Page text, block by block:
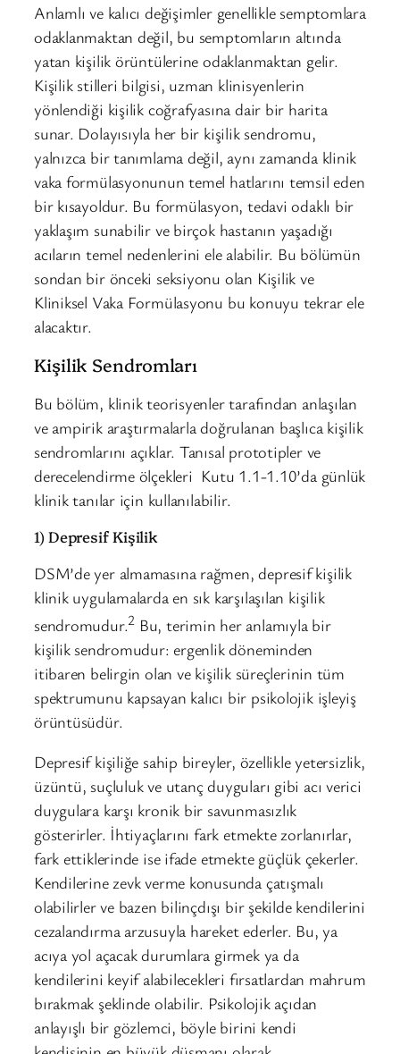
Anlamlı ve kalıcı değişimler genellikle semptomlara
odaklanmaktan değil, bu semptomların altında
yatan kişilik örüntülerine odaklanmaktan gelir.
Kişilik stilleri bilgisi, uzman klinisyenlerin
yönlendiği kişilik coğrafyasına dair bir harita
sunar. Dolayısıyla her bir kişilik sendromu,
yalnızca bir tanımlama değil, aynı zamanda klinik
vaka formülasyonunun temel hatlarını temsil eden
bir kısayoldur. Bu formülasyon, tedavi odaklı bir
yaklaşım sunabilir ve birçok hastanın yaşadığı
acıların temel nedenlerini ele alabilir. Bu bölümün
sondan bir önceki seksiyonu olan Kişilik ve
Kliniksel Vaka Formülasyonu bu konuyu tekrar ele
alacaktır.
Kişilik Sendromları
Bu bölüm, klinik teorisyenler tarafından anlaşılan
ve ampirik araştırmalarla doğrulanan başlıca kişilik
sendromlarını açıklar. Tanısal prototipler ve
derecelendirme ölçekleri Kutu 1.1-1.10’da günlük
klinik tanılar için kullanılabilir.
1) Depresif Kişilik
DSM’de yer almamasına rağmen, depresif kişilik
klinik uygulamalarda en sık karşılaşılan kişilik
sendromudur.2 Bu, terimin her anlamıyla bir
kişilik sendromudur: ergenlik döneminden
itibaren belirgin olan ve kişilik süreçlerinin tüm
spektrumunu kapsayan kalıcı bir psikolojik işleyiş
örüntüsüdür.
Depresif kişiliğe sahip bireyler, özellikle yetersizlik,
üzüntü, suçluluk ve utanç duyguları gibi acı verici
duygulara karşı kronik bir savunmasızlık
gösterirler. İhtiyaçlarını fark etmekte zorlanırlar,
fark ettiklerinde ise ifade etmekte güçlük çekerler.
Kendilerine zevk verme konusunda çatışmalı
olabilirler ve bazen bilinçdışı bir şekilde kendilerini
cezalandırma arzusuyla hareket ederler. Bu, ya
acıya yol açacak durumlara girmek ya da
kendilerini keyif alabilecekleri fırsatlardan mahrum
bırakmak şeklinde olabilir. Psikolojik açıdan
anlayışlı bir gözlemci, böyle birini kendi